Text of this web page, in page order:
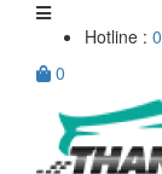
Hotline :
0